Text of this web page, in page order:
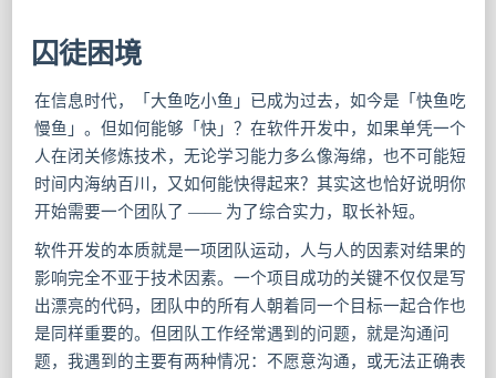
囚徒困境
在信息时代，「大鱼吃小鱼」已成为过去，如今是「快鱼吃
慢鱼」。但如何能够「快」？在软件开发中，如果单凭一个
人在闭关修炼技术，无论学习能力多么像海绵，也不可能短
时间内海纳百川，又如何能快得起来？其实这也恰好说明你
开始需要一个团队了 —— 为了综合实力，取长补短。
软件开发的本质就是一项团队运动，人与人的因素对结果的
影响完全不亚于技术因素。一个项目成功的关键不仅仅是写
出漂亮的代码，团队中的所有人朝着同一个目标一起合作也
是同样重要的。但团队工作经常遇到的问题，就是沟通问
题，我遇到的主要有两种情况：不愿意沟通，或无法正确表